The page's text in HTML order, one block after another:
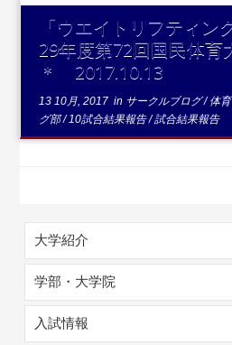
「ウエイトリフティ
29年度第72回国民体育
＊ 2017.10.13
13 10月, 2017 in サークルブログ/体
グ部/10試合結果報告/試合結果報告
大学紹介
学部・大学院
入試情報